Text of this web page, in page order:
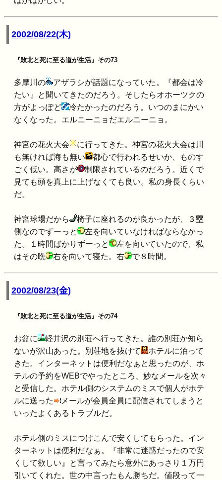
2002/08/22(木)
『敗北と死に至る道が生活』その73
多摩川の
アザラシが話題になっていた。『都会は冷
たい』と聞いてきたのだろう。そしたらオホーツクの
方がよっぽど
冷たかったのだろう。いつのまにかい
なくなった。エルニーニョだエルニーニョ。
神宮の花火大会
に行ってきた。神宮の花火大会は川
も無ければ海も無い
都心で行われるせいか、ものす
ごく低い。高さが
制限されているのだろう。近くで
見ても頭を真上に上げなくても良い。私の身長くらい
だ。
神宮球場だから
椅子に座れるのが良かったが、３塁
側なのでずーっと
左を向いていなければならなかっ
た。１時間ばかりずーっと
左を向いていたので、私
はその晩
右を向いて寝た。右 で８時間。
2002/08/23(金)
『敗北と死に至る道が生活』その74
お盆に
軽井沢の別荘へ行ってきた。誰の別荘か知ら
ないが沢山あった。別荘地を抜けて
ホテルに泊って
きた。インターネットは便利だなぁと思ったのが、ホ
テルの予約をWEBでやったところ、妙なメールを次々
と受信した。ホテル側のシステムのミスで個人がホテ
ルに送った
メールが会員全員に配信されてしまうと
いったよくあるトラブルだ。
ホテル側のミスにつけこんで安くしてもらった。イン
ターネットは便利だなぁ。『非常に迷惑だったので安
くして欲しい』と言ってみたら意外にあっさり１万円
引いてくれた。世の中言ったもん勝ちだ。値段って一